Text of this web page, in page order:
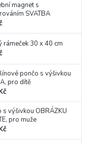
magnet s
SVATBA
rámeček 30 x 40 cm
pončo s výšivkou
pro dítě
s výšivkou OBRÁZKU
pro muže